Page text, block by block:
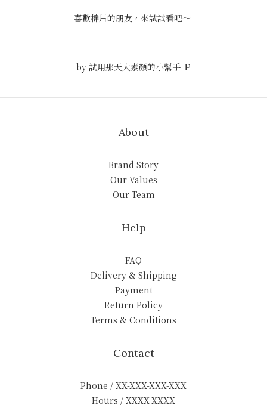
喜歡棉片的朋友，來試試看吧～
by 試用那天大素顏的小幫手 Ｐ
About
Brand Story
Our Values
Our Team
Help
FAQ
Delivery & Shipping
Payment
Return Policy
Terms & Conditions
Contact
Phone / XX-XXX-XXX-XXX
Hours / XXXX-XXXX